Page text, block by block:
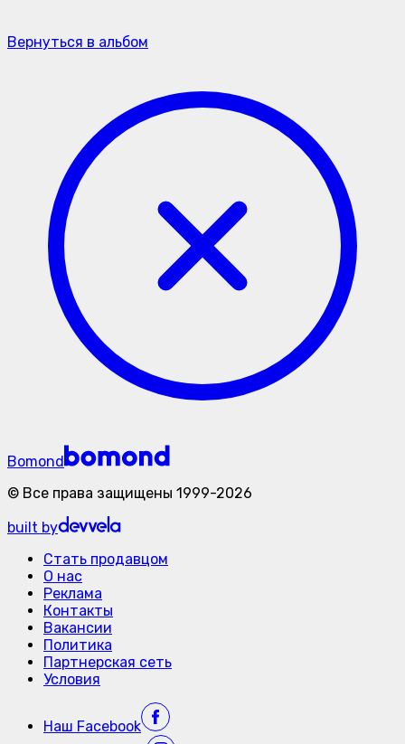
Вернуться в альбом
Bomond
© Все права защищены 1999-2026
built by
Стать продавцом
О нас
Реклама
Контакты
Вакансии
Политика
Партнерская сеть
Условия
Наш Facebook